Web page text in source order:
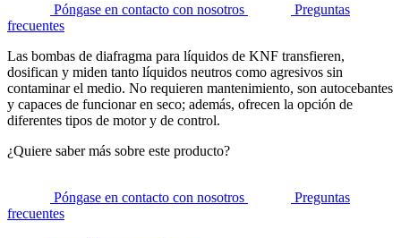
Póngase en contacto con nosotros
Preguntas
frecuentes
Las bombas de diafragma para líquidos de KNF transfieren,
dosifican y miden tanto líquidos neutros como agresivos sin
contaminar el medio. No requieren mantenimiento, son autocebantes
y capaces de funcionar en seco; además, ofrecen la opción de
diferentes tipos de motor y de control.
¿Quiere saber más sobre este producto?
Póngase en contacto con nosotros
Preguntas
frecuentes